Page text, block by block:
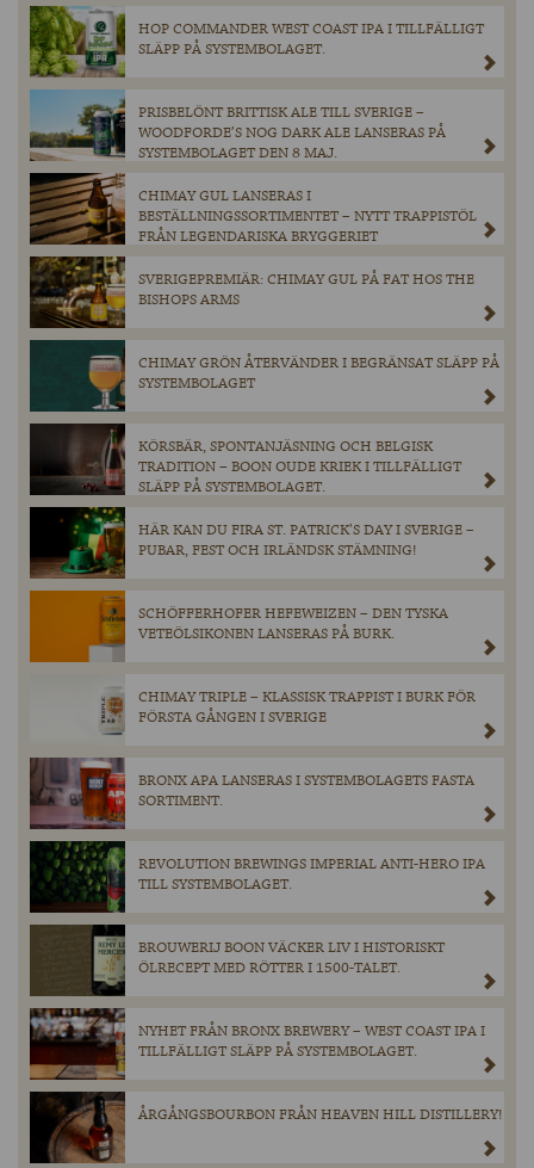
HOP COMMANDER WEST COAST IPA I TILLFÄLLIGT
SLÄPP PÅ SYSTEMBOLAGET.
PRISBELÖNT BRITTISK ALE TILL SVERIGE –
WOODFORDE’S NOG DARK ALE LANSERAS PÅ
SYSTEMBOLAGET DEN 8 MAJ.
CHIMAY GUL LANSERAS I
BESTÄLLNINGSSORTIMENTET – NYTT TRAPPISTÖL
FRÅN LEGENDARISKA BRYGGERIET
SVERIGEPREMIÄR: CHIMAY GUL PÅ FAT HOS THE
BISHOPS ARMS
CHIMAY GRÖN ÅTERVÄNDER I BEGRÄNSAT SLÄPP PÅ
SYSTEMBOLAGET
KÖRSBÄR, SPONTANJÄSNING OCH BELGISK
TRADITION – BOON OUDE KRIEK I TILLFÄLLIGT
SLÄPP PÅ SYSTEMBOLAGET.
HÄR KAN DU FIRA ST. PATRICK’S DAY I SVERIGE –
PUBAR, FEST OCH IRLÄNDSK STÄMNING!
SCHÖFFERHOFER HEFEWEIZEN – DEN TYSKA
VETEÖLSIKONEN LANSERAS PÅ BURK.
CHIMAY TRIPLE – KLASSISK TRAPPIST I BURK FÖR
FÖRSTA GÅNGEN I SVERIGE
BRONX APA LANSERAS I SYSTEMBOLAGETS FASTA
SORTIMENT.
REVOLUTION BREWINGS IMPERIAL ANTI-HERO IPA
TILL SYSTEMBOLAGET.
BROUWERIJ BOON VÄCKER LIV I HISTORISKT
ÖLRECEPT MED RÖTTER I 1500-TALET.
NYHET FRÅN BRONX BREWERY – WEST COAST IPA I
TILLFÄLLIGT SLÄPP PÅ SYSTEMBOLAGET.
ÅRGÅNGSBOURBON FRÅN HEAVEN HILL DISTILLERY!